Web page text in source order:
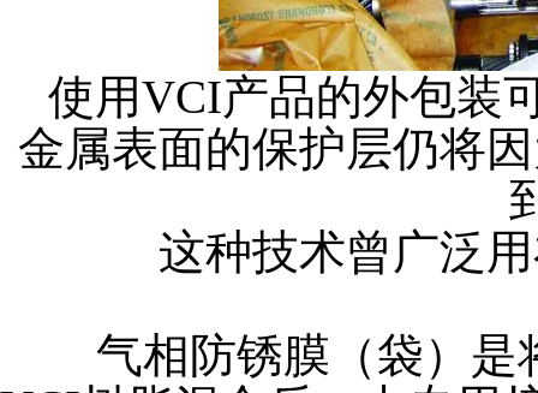
使用VCI产品的外包装
金属表面的保护层仍将
这种技术曾广泛
气相防锈膜（袋）是